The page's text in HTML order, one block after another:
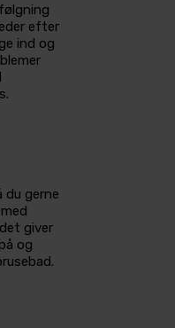
efter
ind og
du gerne
giver
og